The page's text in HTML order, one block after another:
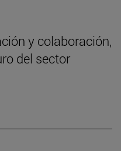
y colaboración,
del sector